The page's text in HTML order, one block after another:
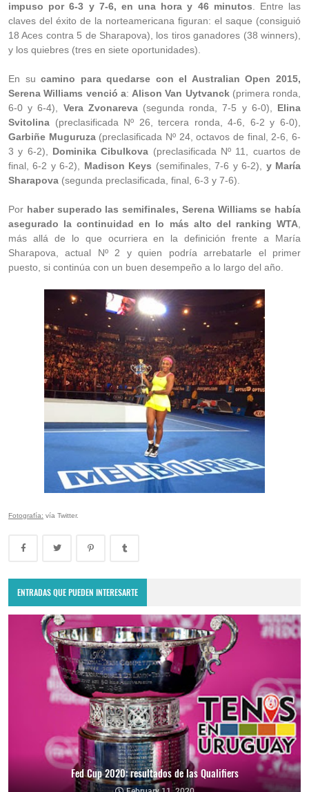
impuso por 6-3 y 7-6, en una hora y 46 minutos . Entre las
claves del éxito de la norteamericana figuran: el saque (consiguió
18 Aces contra 5 de Sharapova), los tiros ganadores (38 winners),
y los quiebres (tres en siete oportunidades).
En sucamino para quedarse con el Australian Open 2015,
Serena Williams venció a: Alison Van Uytvanck(primera ronda,
6-0 y 6-4), Vera Zvonareva(segunda ronda, 7-5 y 6-0), Elina
Svitolina (preclasificada Nº 26, tercera ronda, 4-6, 6-2 y 6-0),
Garbiñe Muguruza(preclasificada Nº 24, octavos de final, 2-6, 6-
3 y 6-2), Dominika Cibulkova (preclasificada Nº 11, cuartos de
final, 6-2 y 6-2), Madison Keys (semifinales, 7-6 y 6-2), y María
Sharapova (segunda preclasificada, final, 6-3 y 7-6).
Por haber superado las semifinales, Serena Williams se había
asegurado la continuidad en lo más alto del ranking WTA
más allá de lo que ocurriera en la definición frente a María
Sharapova, actual Nº 2 y quien podría arrebatarle el primer
puesto, si continúa con un buen desempeño a lo largo del año.
Fotografía: vía Twitter.
ENTRADAS QUE PUEDEN INTERESARTE
Fed Cup 2020: resultados de las Qualifiers